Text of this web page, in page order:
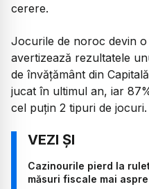
cerere.
Jocurile de noroc devin
avertizează rezultatele
de învățământ din
jucat în ultimul an, iar
cel puțin 2 tipuri de jocuri.
Cazinourile pierd la
măsuri fiscale mai